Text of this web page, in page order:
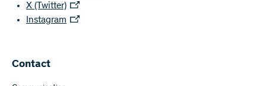
X (Twitter)
Instagram
Contact